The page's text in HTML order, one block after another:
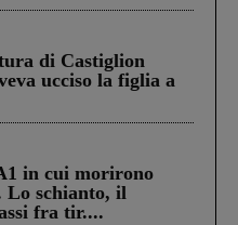
di Castiglion
ucciso la figlia a
in cui morirono
Lo schianto, il
fra tir....